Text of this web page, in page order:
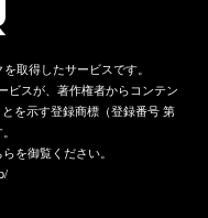
取得したサービスです。
ビスが、著作権者からコンテン
を示す登録商標（登録番号 第
を御覧ください。